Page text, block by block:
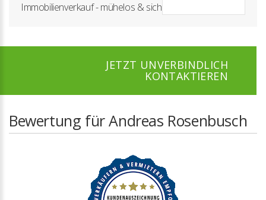
Immobilienverkauf - mühelos & sicher
JETZT UNVERBINDLICH
KONTAKTIEREN
Bewertung für Andreas Rosenbusch